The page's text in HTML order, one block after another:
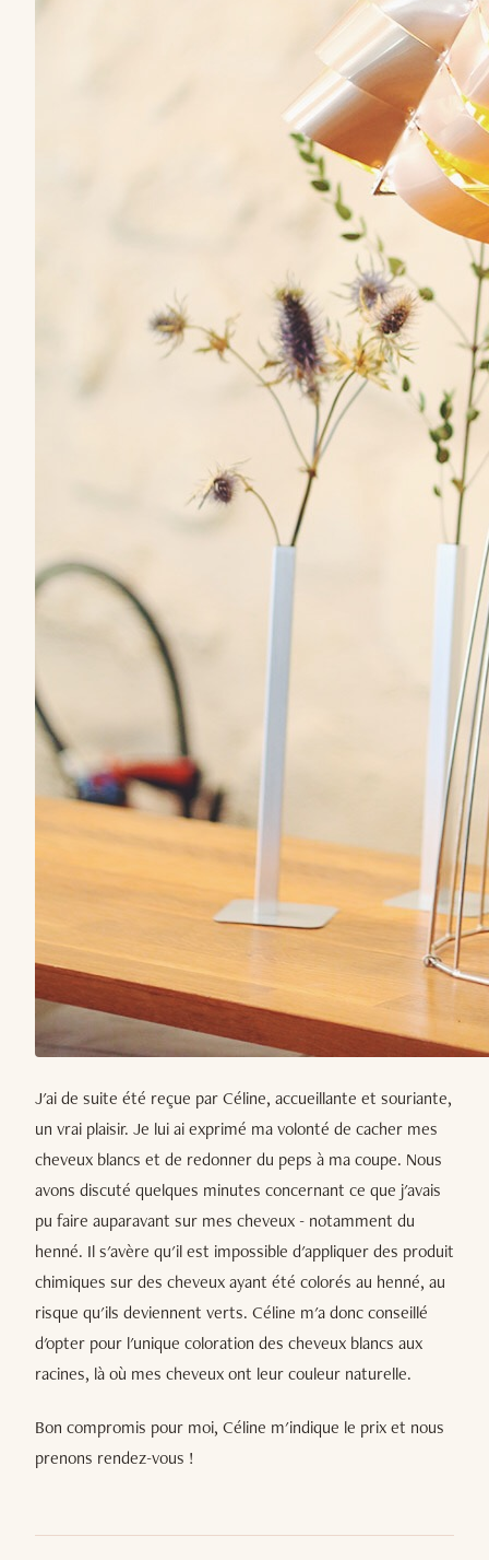
J'ai de suite été reçue par Céline, accueillante et souriante,
un vrai plaisir. Je lui ai exprimé ma volonté de cacher mes
cheveux blancs et de redonner du peps à ma coupe. Nous
avons discuté quelques minutes concernant ce que j'avais
pu faire auparavant sur mes cheveux - notamment du
henné. Il s'avère qu'il est impossible d'appliquer des produit
chimiques sur des cheveux ayant été colorés au henné, au
risque qu'ils deviennent verts. Céline m'a donc conseillé
d'opter pour l'unique coloration des cheveux blancs aux
racines, là où mes cheveux ont leur couleur naturelle.
Bon compromis pour moi, Céline m'indique le prix et nous
prenons rendez-vous !